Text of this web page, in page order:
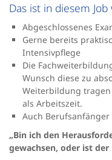
Das ist in diesem Job
Abgeschlossenes
Gerne bereits
Intensivpflege
Die
Wunsch diese zu
Weiterbildung tragen
als Arbeitszeit.
Auch
„Bin ich den
gewachsen, oder ist